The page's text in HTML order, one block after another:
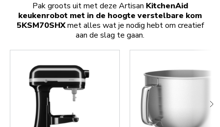
Pak groots uit met deze Artisan KitchenAid
keukenrobot met in de hoogte verstelbare kom
5KSM70SHXmet alles wat je nodig hebt om creatief
aan de slag te gaan.